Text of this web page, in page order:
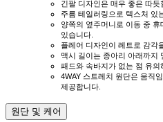
긴팔 디자인은 매우 좋은 따듯
주름 테일러링으로 텍스처 있
양쪽의 옆주머니로 이동 중
있습니다.
플레어 디자인이 레트로 감각
맥시 길이는 종아리 아래까지
패드와 속바지가 없는 점 유의
4WAY 스트레치 원단은 움직
제공합니다.
원단 및 케어